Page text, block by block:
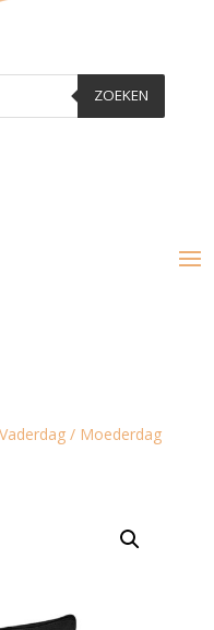
ZOEKEN
Vaderdag / Moederdag